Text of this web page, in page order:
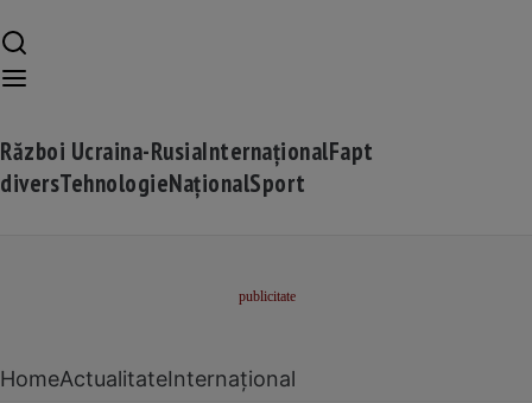
Război Ucraina-RusiaInternaționalFapt
diversTehnologieNaționalSport
HomeActualitateInternațional